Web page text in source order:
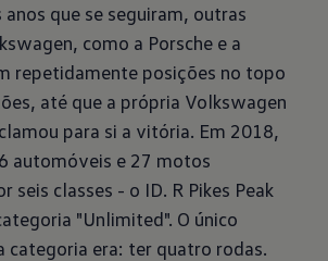
que se seguiram, outras
como a Porsche e a
repetidamente posições no topo
até que a própria Volkswagen
para si a vitória. Em 2018,
automóveis e 27 motos
seis classes - o ID. R Pikes Peak
"Unlimited". O único
categoria era: ter quatro rodas.